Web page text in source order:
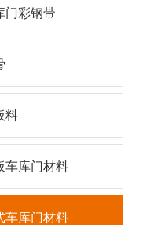
门彩钢带
料
车库门材料
车库门材料